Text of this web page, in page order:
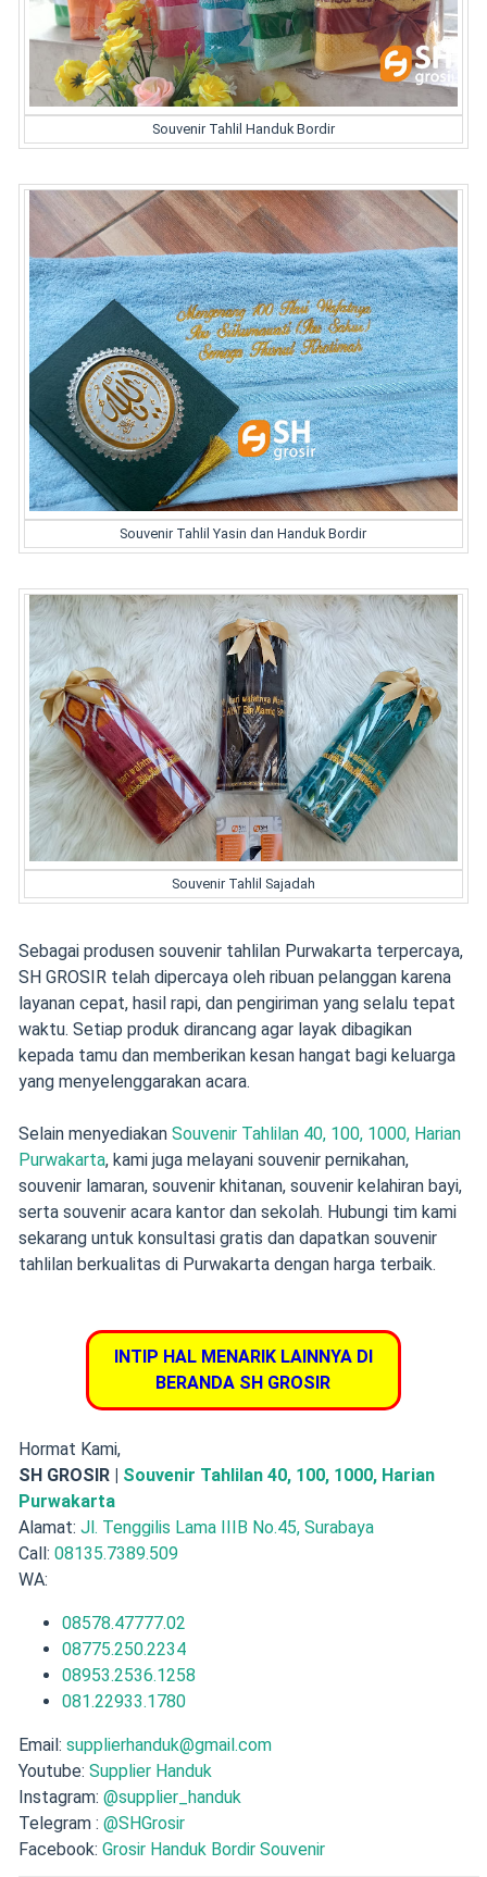
Souvenir Tahlil Handuk Bordir
Souvenir Tahlil Yasin dan Handuk Bordir
Souvenir Tahlil Sajadah
Sebagai produsen souvenir tahlilan Purwakarta terpercaya,
SH GROSIR telah dipercaya oleh ribuan pelanggan karena
layanan cepat, hasil rapi, dan pengiriman yang selalu tepat
waktu. Setiap produk dirancang agar layak dibagikan
kepada tamu dan memberikan kesan hangat bagi keluarga
yang menyelenggarakan acara.
Selain menyediakan Souvenir Tahlilan 40, 100, 1000, Harian
Purwakarta, kami juga melayani souvenir pernikahan,
souvenir lamaran, souvenir khitanan, souvenir kelahiran bayi,
serta souvenir acara kantor dan sekolah. Hubungi tim kami
sekarang untuk konsultasi gratis dan dapatkan souvenir
tahlilan berkualitas di Purwakarta dengan harga terbaik.
INTIP HAL MENARIK LAINNYA DI
BERANDA SH GROSIR
Hormat Kami,
SH GROSIR | Souvenir Tahlilan 40, 100, 1000, Harian
Purwakarta
Alamat: Jl. Tenggilis Lama IIIB No.45, Surabaya
Call: 08135.7389.509
WA:
08578.47777.02
08775.250.2234
08953.2536.1258
081.22933.1780
Email: supplierhanduk@gmail.com
Youtube: Supplier Handuk
Instagram: @supplier_handuk
Telegram : @SHGrosir
Facebook: Grosir Handuk Bordir Souvenir